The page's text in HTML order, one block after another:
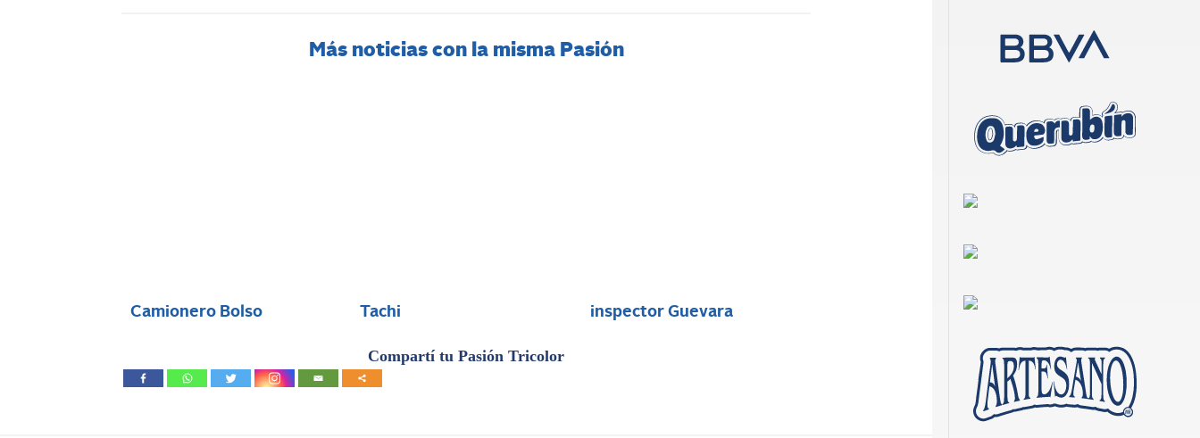
Más noticias con la misma Pasión
Camionero Bolso Tachi inspector Guevara
Compartí tu Pasión Tricolor